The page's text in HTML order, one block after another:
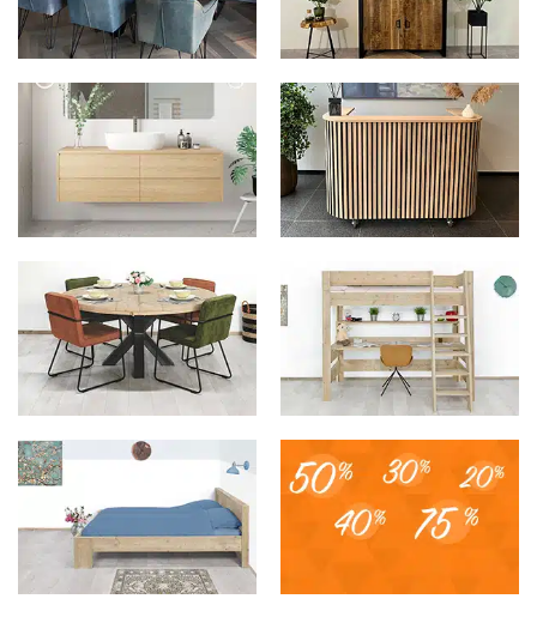
Betonlook meubels Kasten
Badkamer Bedrijf
Eetkamer Kinderkamer